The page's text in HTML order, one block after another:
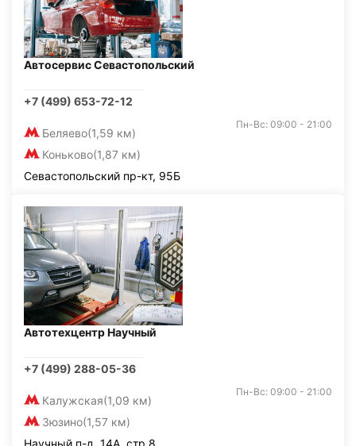
Автосервис Севастопольский
+7 (499) 653-72-12
Беляево(1,59 км)
Коньково(1,87 км)
Пн-Вс: 09:00 - 21:00
Севастопольский пр-кт, 95Б
Автотехцентр Научный
+7 (499) 288-05-36
Калужская(1,09 км)
Зюзино(1,57 км)
Пн-Вс: 09:00 - 21:00
Научный п-д, 14А, стр.8